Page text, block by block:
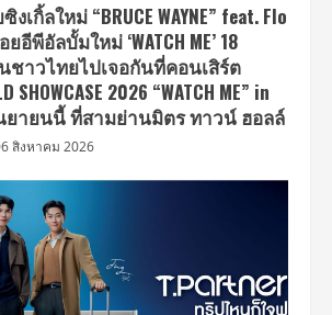
งเกิ้ลใหม่ “BRUCE WAYNE” feat. Flo
อีพีอัลบั้มใหม่ ‘WATCH ME’ 18
าวไทยไปเจอกันที่คอนเสิร์ต
SHOWCASE 2026 “WATCH ME” in
ยายนนี้ ที่สามย่านมิตร ทาวน์ ฮอลล์
สิงหาคม 2026